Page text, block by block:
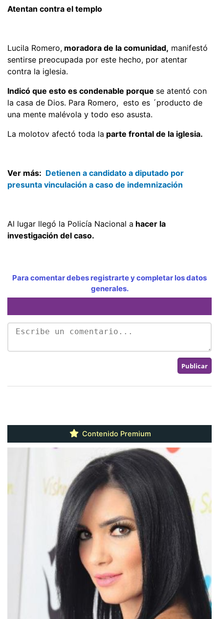
Atentan contra el templo
Lucila Romero, moradora de la comunidad, manifestó
sentirse preocupada por este hecho, por atentar
contra la iglesia.
Indicó que esto es condenable porque se atentó con
la casa de Dios. Para Romero, esto es ´producto de
una mente malévola y todo eso asusta.
La molotov afectó toda la parte frontal de la iglesia.
Ver más: Detienen a candidato a diputado por
presunta vinculación a caso de indemnización
Al lugar llegó la Policía Nacional a hacer la
investigación del caso.
Para comentar debes registrarte y completar los datos
generales.
Contenido Premium